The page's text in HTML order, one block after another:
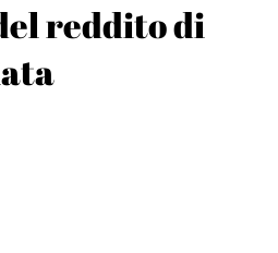
reddito di